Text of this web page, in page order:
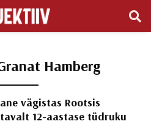
Hamberg
vägistas Rootsis
12-aastase tüdruku